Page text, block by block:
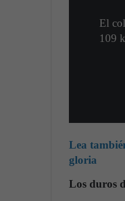
El
109
Lea
gloria
Los duros